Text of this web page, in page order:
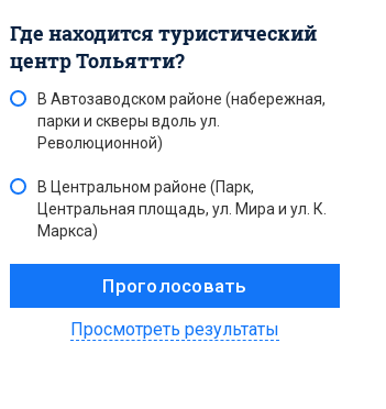
Где находится туристический
центр Тольятти?
В Автозаводском районе (набережная,
парки и скверы вдоль ул.
Революционной)
В Центральном районе (Парк,
Центральная площадь, ул. Мира и ул. К.
Маркса)
Просмотреть результаты